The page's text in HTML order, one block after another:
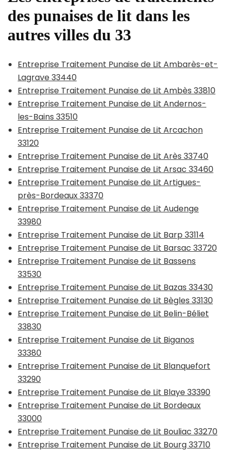
des punaises de lit dans les
autres villes du 33
Entreprise Traitement Punaise de Lit Ambarès-et-
Lagrave 33440
Entreprise Traitement Punaise de Lit Ambès 33810
Entreprise Traitement Punaise de Lit Andernos-
les-Bains 33510
Entreprise Traitement Punaise de Lit Arcachon
33120
Entreprise Traitement Punaise de Lit Arès 33740
Entreprise Traitement Punaise de Lit Arsac 33460
Entreprise Traitement Punaise de Lit Artigues-
près-Bordeaux 33370
Entreprise Traitement Punaise de Lit Audenge
33980
Entreprise Traitement Punaise de Lit Barp 33114
Entreprise Traitement Punaise de Lit Barsac 33720
Entreprise Traitement Punaise de Lit Bassens
33530
Entreprise Traitement Punaise de Lit Bazas 33430
Entreprise Traitement Punaise de Lit Bègles 33130
Entreprise Traitement Punaise de Lit Belin-Béliet
33830
Entreprise Traitement Punaise de Lit Biganos
33380
Entreprise Traitement Punaise de Lit Blanquefort
33290
Entreprise Traitement Punaise de Lit Blaye 33390
Entreprise Traitement Punaise de Lit Bordeaux
33000
Entreprise Traitement Punaise de Lit Bouliac 33270
Entreprise Traitement Punaise de Lit Bourg 33710